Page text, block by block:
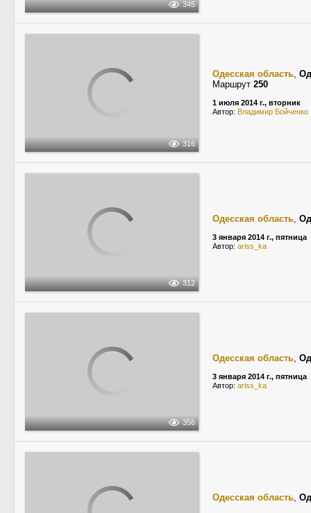
345
316
Одесская область,
Маршрут 250
1 июля 2014 г., вторник
Автор: Владимир Бойченко
312
Одесская область,
3 января 2014 г., пятница
Автор: ariss_ka
356
Одесская область,
3 января 2014 г., пятница
Автор: ariss_ka
Одесская область,